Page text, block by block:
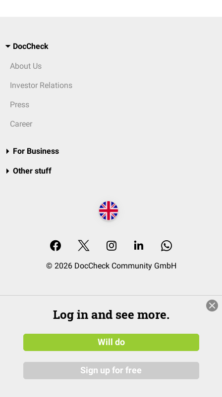
DocCheck
About Us
Investor Relations
Press
Career
For Business
Other stuff
© 2026 DocCheck Community GmbH
Log in and see more.
Will do
Sign up for free